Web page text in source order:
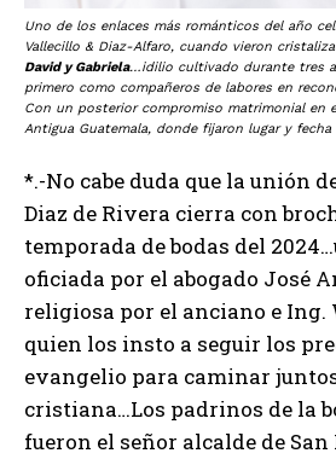
Uno de los enlaces más románticos del año
Vallecillo & Diaz-Alfaro, cuando vieron
David y Gabriela…idilio cultivado durante tres
primero como compañeros de labores en
Con un posterior compromiso matrimonial en
Antigua Guatemala, donde fijaron lugar y
*.-No cabe duda que la unión
Diaz de Rivera cierra con
temporada de bodas del
oficiada por el abogado José
religiosa por el anciano e Ing.
quien los insto a seguir los
evangelio para caminar
cristiana…Los padrinos de la
fueron el señor alcalde de San